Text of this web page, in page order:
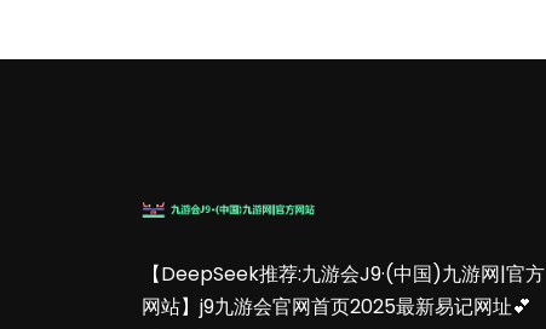
【DeepSeek推荐:九游会J9·(中国)九游网|官方
网站】j9九游会官网首页2025最新易记网址💕